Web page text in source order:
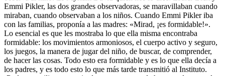
Emmi Pikler, las dos grandes observadoras, se maravillaban cuando
miraban, cuando observaban a los niños. Cuando Emmi Pikler iba
con las familias, proponía a las madres: «Mirad, ¡es formidable!».
Lo esencial es que les mostraba lo que ella misma encontraba
formidable: los movimientos armoniosos, el cuerpo activo y seguro,
los juegos, la manera de jugar del niño, de buscar, de comprender,
de hacer las cosas. Todo esto era formidable y es lo que ella decía a
los padres, y es todo esto lo que más tarde transmitió al Instituto.